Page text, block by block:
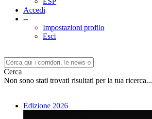
Accedi
--
Impostazioni profilo
Esci
Cerca
Non sono stati trovati risultati per la tua ricerca...
Edizione 2026